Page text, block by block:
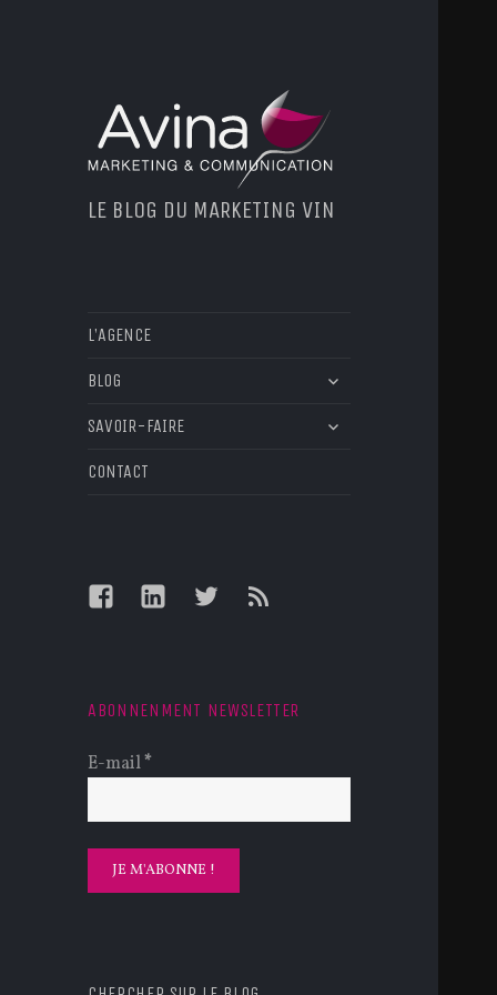
LE BLOG DU MARKETING VIN
L’AGENCE
BLOG
ouvrir
sous-
SAVOIR-FAIRE
ouvrir
CONTACT
FacebookLinkedInTwitterFeed
ABONNENMENT NEWSLETTER
E-mail*